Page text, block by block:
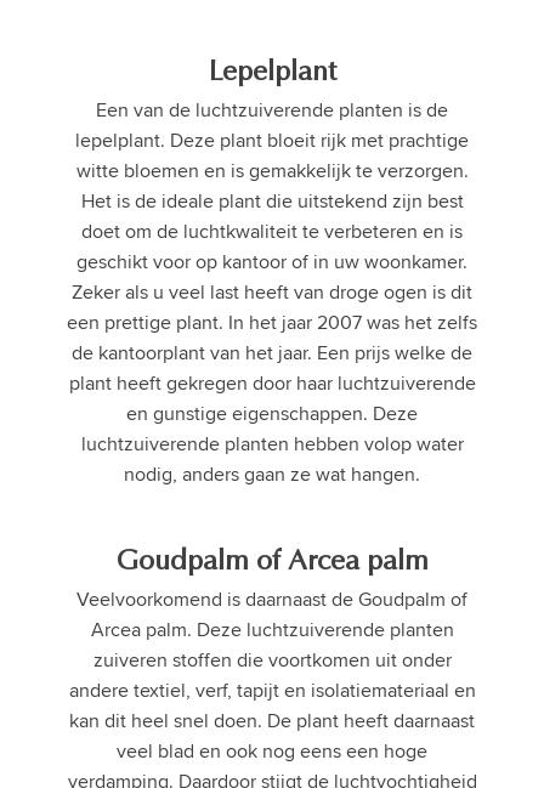
Lepelplant
Een van de luchtzuiverende planten is de
lepelplant. Deze plant bloeit rijk met prachtige
witte bloemen en is gemakkelijk te verzorgen.
Het is de ideale plant die uitstekend zijn best
doet om de luchtkwaliteit te verbeteren en is
geschikt voor op kantoor of in uw woonkamer.
Zeker als u veel last heeft van droge ogen is dit
een prettige plant. In het jaar 2007 was het zelfs
de kantoorplant van het jaar. Een prijs welke de
plant heeft gekregen door haar luchtzuiverende
en gunstige eigenschappen. Deze
luchtzuiverende planten hebben volop water
nodig, anders gaan ze wat hangen.
Goudpalm of Arcea palm
Veelvoorkomend is daarnaast de Goudpalm of
Arcea palm. Deze luchtzuiverende planten
zuiveren stoffen die voortkomen uit onder
andere textiel, verf, tapijt en isolatiemateriaal en
kan dit heel snel doen. De plant heeft daarnaast
veel blad en ook nog eens een hoge
verdamping. Daardoor stijgt de luchtvochtigheid